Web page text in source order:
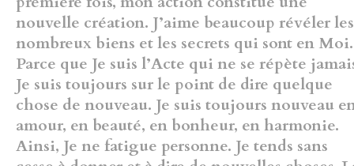
nouvelle création. J’aime beaucoup révéler les
nombreux biens et les secrets qui sont en Moi.
Parce que Je suis l’Acte qui ne se répète
Je suis toujours sur le point de dire quelque
chose de nouveau. Je suis toujours nouveau
amour, en beauté, en bonheur, en harmonie.
Ainsi, Je ne fatigue personne. Je tends sans